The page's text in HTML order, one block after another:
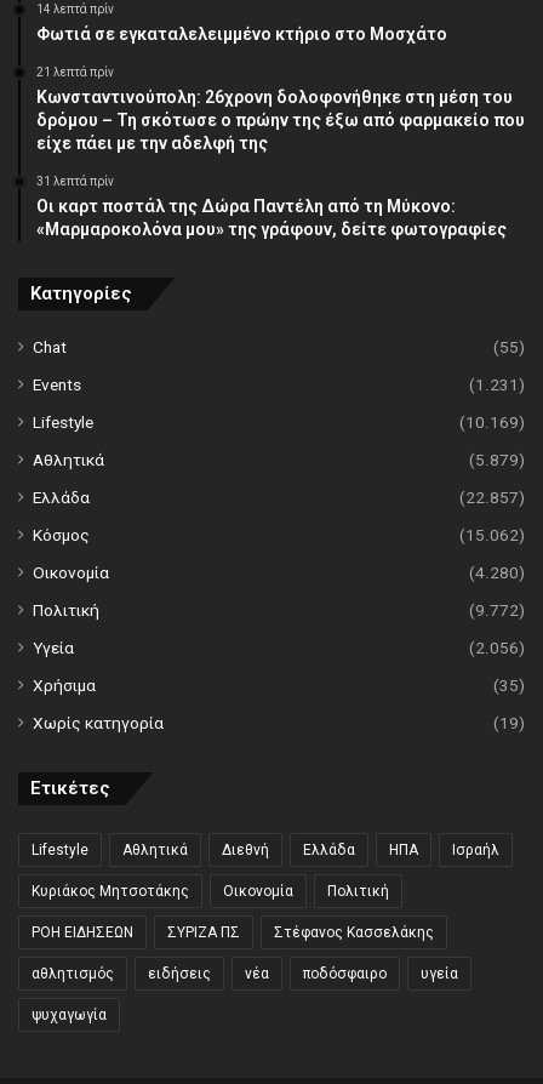
14 λεπτά πρίν
Φωτιά σε εγκαταλελειμμένο κτήριο στο Μοσχάτο
21 λεπτά πρίν
Κωνσταντινούπολη: 26χρονη δολοφονήθηκε στη μέση του
δρόμου – Τη σκότωσε ο πρώην της έξω από φαρμακείο που
είχε πάει με την αδελφή της
31 λεπτά πρίν
Οι καρτ ποστάλ της Δώρα Παντέλη από τη Μύκονο:
«Μαρμαροκολόνα μου» της γράφουν, δείτε φωτογραφίες
Κατηγορίες
Chat
(55)
Events
(1.231)
Lifestyle
(10.169)
Αθλητικά
(5.879)
Ελλάδα
(22.857)
Κόσμος
(15.062)
Οικονομία
(4.280)
Πολιτική
(9.772)
Υγεία
(2.056)
Χρήσιμα
(35)
Χωρίς κατηγορία
(19)
Ετικέτες
Lifestyle Αθλητικά Διεθνή Ελλάδα ΗΠΑ Ισραήλ
Κυριάκος Μητσοτάκης Οικονομία Πολιτική
ΡΟΗ ΕΙΔΗΣΕΩΝ ΣΥΡΙΖΑ ΠΣ Στέφανος Κασσελάκης
αθλητισμός ειδήσεις νέα ποδόσφαιρο υγεία
ψυχαγωγία